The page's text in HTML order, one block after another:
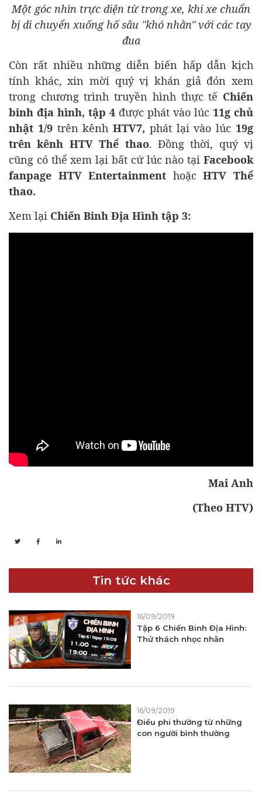
Một góc nhìn trực diện từ trong xe, khi xe chuẩn
bị di chuyển xuống hố sâu "khó nhằn" với các tay
đua
Còn rất nhiều những diễn biến hấp dẫn kịch
tính khác, xin mời quý vị khán giả đón xem
trong chương trình truyền hình thực tế Chiến
binh địa hình, tập 4 được phát vào lúc 11g chủ
nhật 1/9trên kênhHTV7, phát lại vào lúc19g
trên kênh HTV Thể thao. Đồng thời, quý vị
cũng có thể xem lại bất cứ lúc nào tại Facebook
fanpage HTV Entertainment hoặcHTV Thể
thao.
Xem lại Chiến Binh Địa Hình tập 3:
Mai Anh
(Theo HTV)
Tin tức khác
16/09/2019
Tập 6 Chiến Binh Địa Hình:
Thử thách nhọc nhằn
16/09/2019
Điều phi thường từ những
con người bình thường